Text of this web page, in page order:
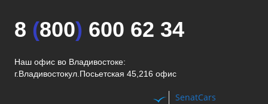
8 (800) 600 62 34
Наш офис во Владивостоке:
г.Владивостокул.Посьетская 45,216 офис
SenatCars